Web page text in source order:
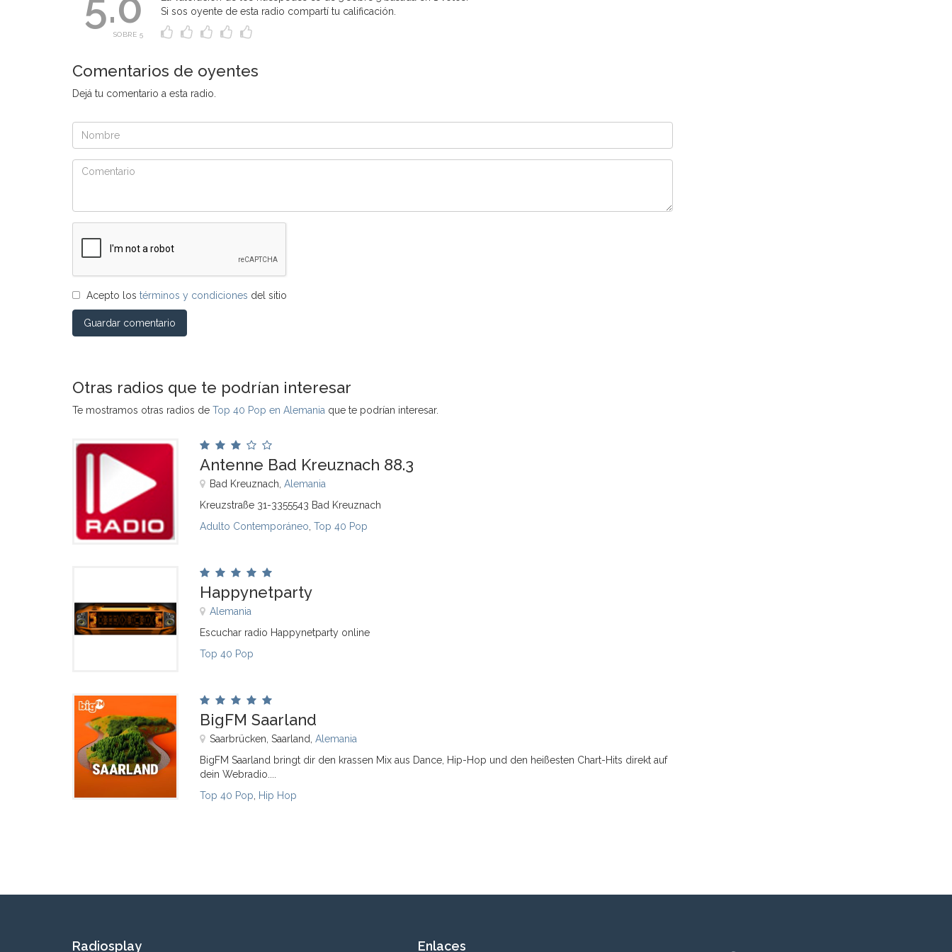
SOBRE 5
Si sos oyente de esta radio compartí tu calificación.
Comentarios de oyentes
Dejá tu comentario a esta radio.
Acepto los términos y condiciones del sitio
Guardar comentario
Otras radios que te podrían interesar
Te mostramos otras radios de Top 40 Pop en Alemania que te podrían interesar.
Antenne Bad Kreuznach 88.3
Bad Kreuznach, Alemania
Kreuzstraße 31-3355543 Bad Kreuznach
Adulto Contemporáneo Top 40 Pop
Happynetparty
Alemania
Escuchar radio Happynetparty online
Top 40 Pop
BigFM Saarland
Saarbrücken, Saarland, Alemania
BigFM Saarland bringt dir den krassen Mix aus Dance, Hip-Hop und den heißesten Chart-Hits direkt auf
dein Webradio....
Top 40 Pop
Hip Hop
Radiosplay Enlaces